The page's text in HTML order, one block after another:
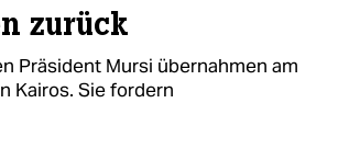
zurück
Präsident Mursi übernahmen am
Kairos. Sie fordern